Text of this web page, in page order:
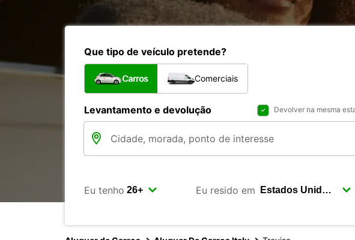
Que tipo de veículo pretende?
Carros Comerciais
Levantamento e devolução Devolver na mesma
Eu tenho Eu resido em